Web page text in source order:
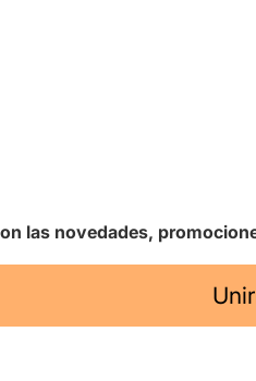
las novedades,